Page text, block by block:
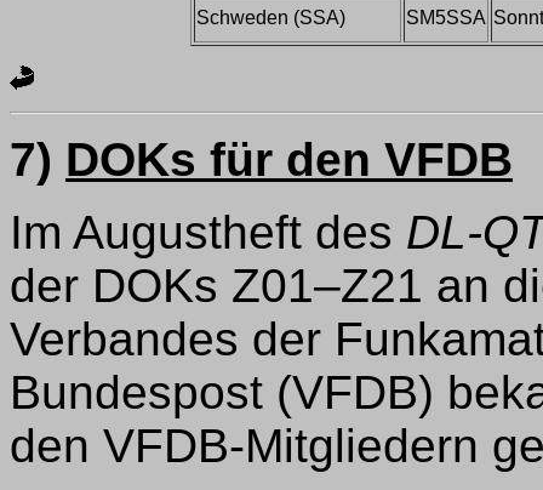
Schweden (SSA) SM5SSA
7) DOKs für den VFDB
Im Augustheft des DL-
der DOKs Z01–Z21 an
Verbandes der
Bundespost (VFDB)
den VFDB-Mitgliedern